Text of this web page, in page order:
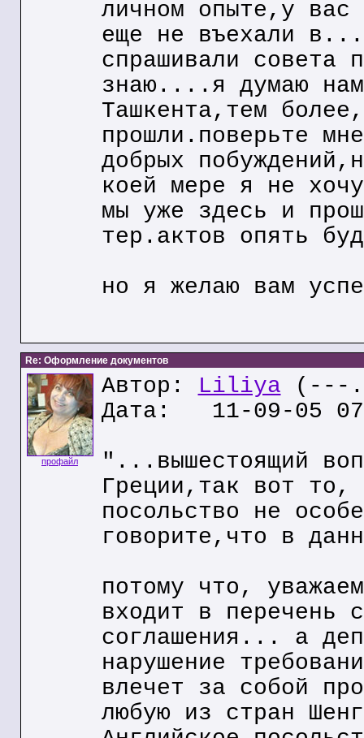
личном опыте,у
еще не въехали
спрашивали совета
знаю....я думаю
Ташкента,тем
прошли.поверьте
добрых
коей мере я не
мы уже здесь и
тер.актов опять
но я желаю вам
Re: Оформление документов
профайл
Автор: Liliya (---
Дата: 11-09-05
"...вышестоящий
Греции,так вот то,
посольство не
говорите,что в
потому что,
входит в перечень
соглашения... а
нарушение
влечет за собой
любую из стран